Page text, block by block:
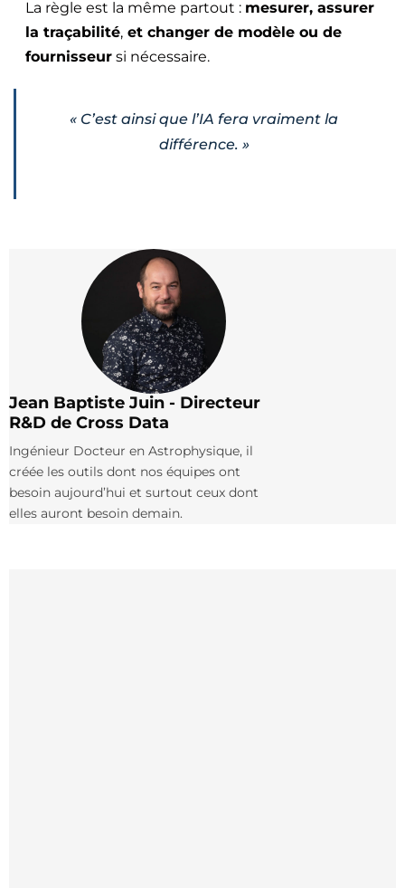
La règle est la même partout : mesurer, assurer
la traçabilité,et changer de modèle ou de
fournisseursi nécessaire.
« C’est ainsi que l’IA fera vraiment la
différence. »
Jean Baptiste Juin - Directeur
R&D de Cross Data
Ingénieur Docteur en Astrophysique, il
créée les outils dont nos équipes ont
besoin aujourd’hui et surtout ceux dont
elles auront besoin demain.